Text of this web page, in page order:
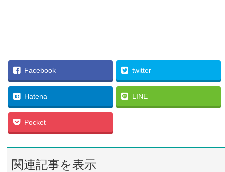
Facebook twitter
Hatena LINE
Pocket
関連記事を表示